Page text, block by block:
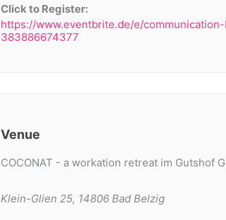
Click to Register:
https://www.eventbrite.de/e/
383886674377
Venue
COCONAT - a workation retreat im Gutshof
Klein-Glien 25, 14806 Bad Belzig